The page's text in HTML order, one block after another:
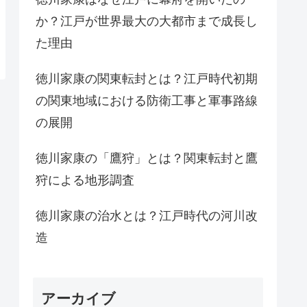
か？江戸が世界最大の大都市まで成長し
た理由
徳川家康の関東転封とは？江戸時代初期
の関東地域における防衛工事と軍事路線
の展開
徳川家康の「鷹狩」とは？関東転封と鷹
狩による地形調査
徳川家康の治水とは？江戸時代の河川改
造
アーカイブ